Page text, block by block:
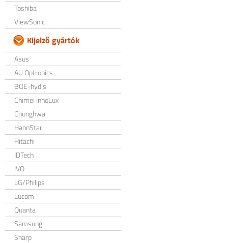
Toshiba
ViewSonic
Kijelző gyártók
Asus
AU Optronics
BOE-hydis
Chimei InnoLux
Chunghwa
HannStar
Hitachi
IDTech
IVO
LG/Philips
Lucom
Quanta
Samsung
Sharp